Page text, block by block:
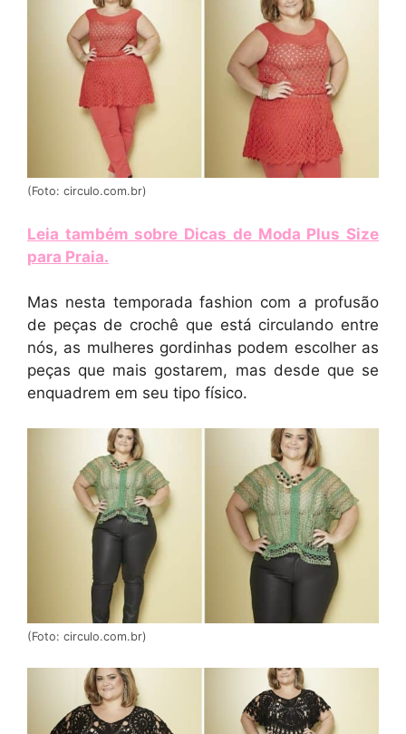
(Foto: circulo.com.br)
Leia também sobre Dicas de Moda Plus Size
para Praia.
Mas nesta temporada fashion com a profusão
de peças de crochê que está circulando entre
nós, as mulheres gordinhas podem escolher as
peças que mais gostarem, mas desde que se
enquadrem em seu tipo físico.
(Foto: circulo.com.br)